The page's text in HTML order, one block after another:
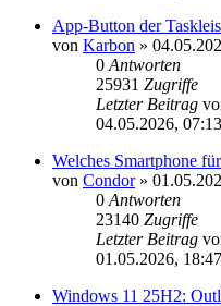
App-Button der
von Karbon »
0Antworten
25931 Zugriffe
Letzter Beitrag
04.05.2026, 07:13
Welches Smartphone
von Condor»
0Antworten
23140 Zugriffe
Letzter Beitrag
01.05.2026, 18:47
Windows 11 25H2: